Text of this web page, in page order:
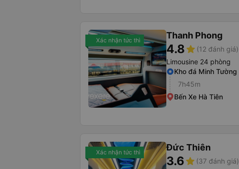
Xác nhận tức thì Thanh Phong
4.8star (12 đánh giá)
Limousine 24 phòng
Kho đá Minh Tường
7h45m
Bến Xe Hà Tiên
Xác nhận tức thì Đức Thiên
3.6star (37 đánh giá)